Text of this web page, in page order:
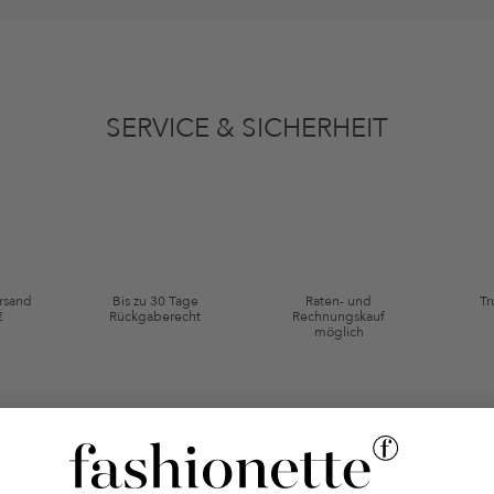
SERVICE & SICHERHEIT
Bis zu 30 Tage
Rückgaberecht
Raten- und
Rechnungskauf
möglich
BALLERINAS AUS LEDER UND